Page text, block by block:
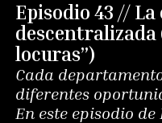
Episodio 43 //
descentralizada
locuras”)
Cada
diferentes
En este episodio